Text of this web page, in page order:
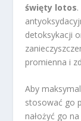
święty lotos
detoksykacji
promienna i
Aby
stosować go
nałożyć go